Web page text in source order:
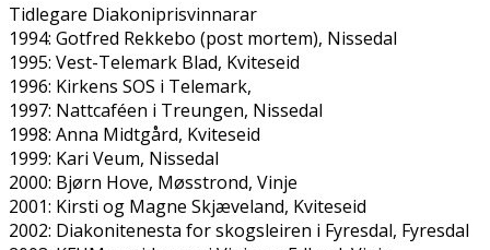
Tidlegare Diakoniprisvinnarar
1994: Gotfred Rekkebo (post mortem), Nissedal
1995: Vest-Telemark Blad, Kviteseid
1996: Kirkens SOS i Telemark,
1997: Nattcaféen i Treungen, Nissedal
1998: Anna Midtgård, Kviteseid
1999: Kari Veum, Nissedal
2000: Bjørn Hove, Møsstrond, Vinje
2001: Kirsti og Magne Skjæveland, Kviteseid
2002: Diakonitenesta for skogsleiren i Fyresdal, Fyresdal